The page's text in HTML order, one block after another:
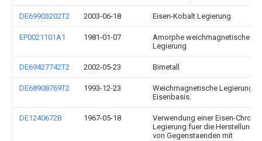
DE69903202T2 2003-06-18 Eisen-Kobalt Legierung
EP0021101A1 1981-01-07
Amorphe weichmagnetische
Legierung
DE69427742T2 2002-05-23 Bimetall
DE68908769T2 1993-12-23
Weichmagnetische Legierung
Eisenbasis.
DE1240672B 1967-05-18
Verwendung einer Eisen-Chrom-
Legierung fuer die Herstellung
von Gegenstaenden mit